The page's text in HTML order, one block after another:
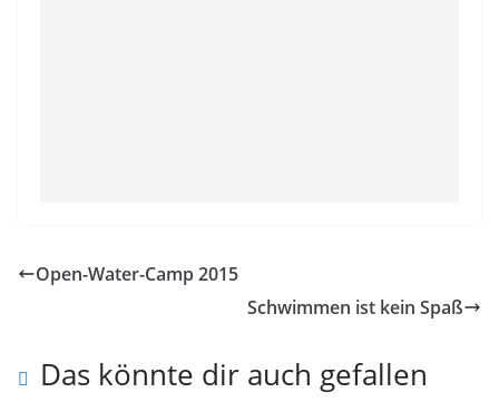
Open-Water-Camp 2015
Schwimmen ist kein Spaß
Das könnte dir auch gefallen